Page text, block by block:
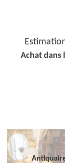
Achat dans